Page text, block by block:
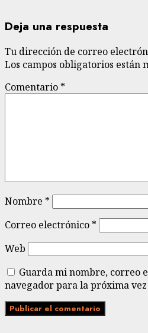
Deja una respuesta
Tu dirección de correo
Los campos obligatorios están
Comentario *
Nombre *
Correo electrónico *
Web
Guarda mi nombre, correo
navegador para la próxima